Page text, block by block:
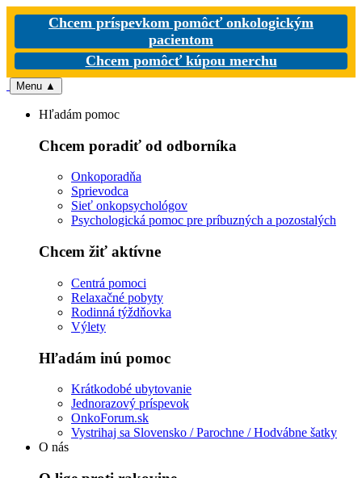
Chcem príspevkom pomôcť onkologickým
pacientom
Chcem pomôcť kúpou merchu
Menu ▲
Hľadám pomoc
Chcem poradiť od odborníka
Onkoporadňa
Sprievodca
Sieť onkopsychológov
Psychologická pomoc pre príbuzných a pozostalých
Chcem žiť aktívne
Centrá pomoci
Relaxačné pobyty
Rodinná týždňovka
Výlety
Hľadám inú pomoc
Krátkodobé ubytovanie
Jednorazový príspevok
OnkoForum.sk
Vystrihaj sa Slovensko / Parochne / Hodvábne šatky
O nás